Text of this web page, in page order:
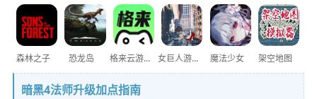
森林之子 恐龙岛 格来云游戏 女巨人游乐场 魔法少女 架空地图
暗黑4法师升级加点指南